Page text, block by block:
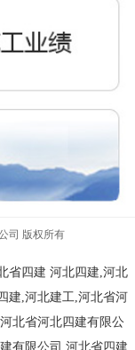
司 版权所有
省四建 河北四建,河北
建,河北建工,河北省河
北省河北四建有限公
有限公司,河北省四建